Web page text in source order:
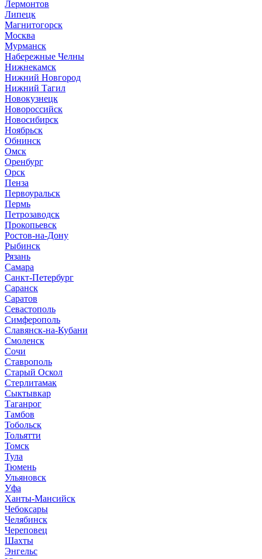
Лермонтов
Липецк
Магнитогорск
Москва
Мурманск
Набережные Челны
Нижнекамск
Нижний Новгород
Нижний Тагил
Новокузнецк
Новороссийск
Новосибирск
Ноябрьск
Обнинск
Омск
Оренбург
Орск
Пенза
Первоуральск
Пермь
Петрозаводск
Прокопьевск
Ростов-на-Дону
Рыбинск
Рязань
Самара
Санкт-Петербург
Саранск
Саратов
Севастополь
Симферополь
Славянск-на-Кубани
Смоленск
Сочи
Ставрополь
Старый Оскол
Стерлитамак
Сыктывкар
Таганрог
Тамбов
Тобольск
Тольятти
Томск
Тула
Тюмень
Ульяновск
Уфа
Ханты-Мансийск
Чебоксары
Челябинск
Череповец
Шахты
Энгельс